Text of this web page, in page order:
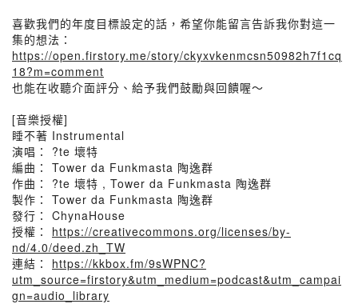
喜歡我們的年度目標設定的話，希望你能留言告訴我你對這一
集的想法：
https://open.firstory.me/story/ckyxvkenmcsn50982h7f1cq
18?m=comment
也能在收聽介面評分、給予我們鼓勵與回饋喔～
[音樂授權]
睡不著 Instrumental
演唱： ?te 壞特
編曲： Tower da Funkmasta 陶逸群
作曲： ?te 壞特 , Tower da Funkmasta 陶逸群
製作： Tower da Funkmasta 陶逸群
發行： ChynaHouse
授權： https://creativecommons.org/licenses/by-
nd/4.0/deed.zh_TW
連結： https://kkbox.fm/9sWPNC?
utm_source=firstory&utm_medium=podcast&utm_campai
gn=audio_library